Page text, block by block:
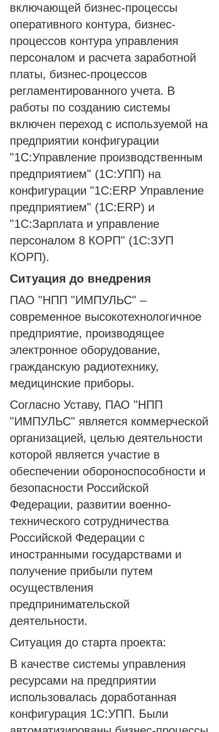
включающей бизнес-процессы
оперативного контура, бизнес-
процессов контура управления
персоналом и расчета заработной
платы, бизнес-процессов
регламентированного учета. В
работы по созданию системы
включен переход с используемой на
предприятии конфигурации
"1С:Управление производственным
предприятием" (1С:УПП) на
конфигурации "1С:ERP Управление
предприятием" (1С:ERP) и
"1С:Зарплата и управление
персоналом 8 КОРП" (1С:ЗУП
КОРП).
Ситуация до внедрения
ПАО "НПП "ИМПУЛЬС" –
современное высокотехнологичное
предприятие, производящее
электронное оборудование,
гражданскую радиотехнику,
медицинские приборы.
Согласно Уставу, ПАО "НПП
"ИМПУЛЬС" является коммерческой
организацией, целью деятельности
которой является участие в
обеспечении обороноспособности и
безопасности Российской
Федерации, развитии военно-
технического сотрудничества
Российской Федерации с
иностранными государствами и
получение прибыли путем
осуществления
предпринимательской
деятельности.
Ситуация до старта проекта:
В качестве системы управления
ресурсами на предприятии
использовалась доработанная
конфигурация 1С:УПП. Были